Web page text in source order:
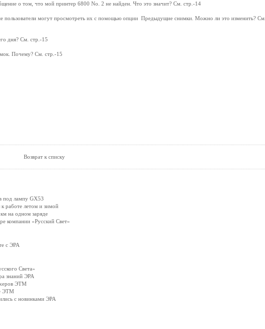
о том, что мой принтер 6800 No. 2 не найден. Что это значит? См. стр.-14
пользователи могут просмотреть их с помощью опции Предыдущие снимки. Можно ли это изменить? См.
дня? См. стр.-15
Почему? См. стр.-15
Возврат к списку
под лампу GX53
работе летом и зимой
на одном заряде
компании «Русский Свет»
с ЭРА
Света»
знаний ЭРА
ЭТМ
ЭТМ
с новинками ЭРА